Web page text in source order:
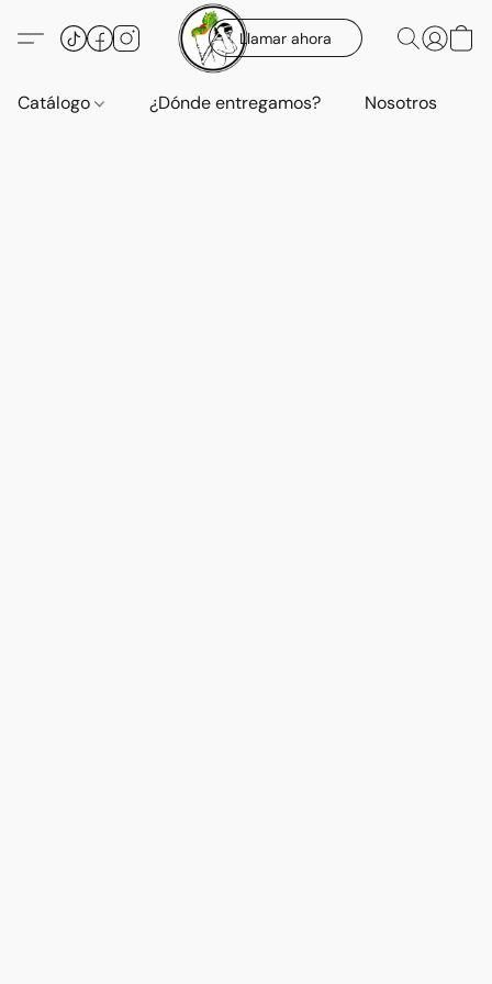
Llamar ahora
Catálogo ¿Dónde entregamos? Nosotros